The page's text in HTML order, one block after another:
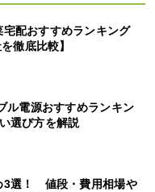
配おすすめランキング
徹底比較】
ル電源おすすめランキン
選び方を解説
3選！ 値段・費用相場や